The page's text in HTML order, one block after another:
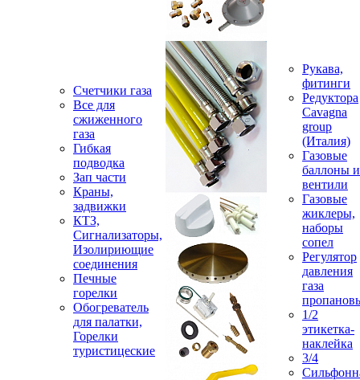
Счетчики газа
Все для
сжиженного
газа
Гибкая
подводка
Зап части
Краны,
задвижки
КТЗ,
Сигнализаторы,
Изолириющие
соединения
Печные
горелки
Обогреватель
для палатки,
Горелки
туристицеские
Рукава,
фитинги
Редуктора
Cavagna
group
(Италия)
Газовые
баллоны и
вентили
Газовые
жиклеры,
наборы
сопел
Регулятор
давления
газа
1/2
этикетка-
наклейка
3/4